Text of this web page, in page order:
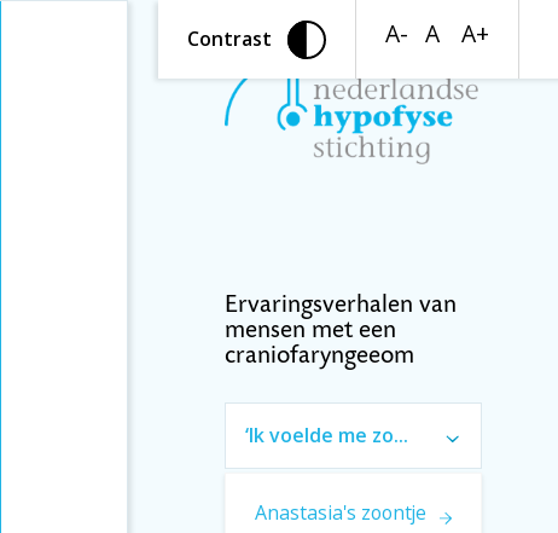
Contrast A- A A+
Ervaringsverhalen van
mensen met een
craniofaryngeeom
‘Ik voelde me zo
Anastasia's zoontje
Introductie